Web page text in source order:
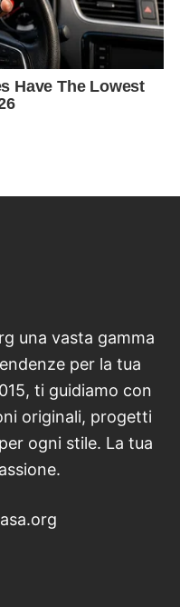
una vasta gamma
per la tua
ti guidiamo con
originali, progetti
ogni stile. La tua